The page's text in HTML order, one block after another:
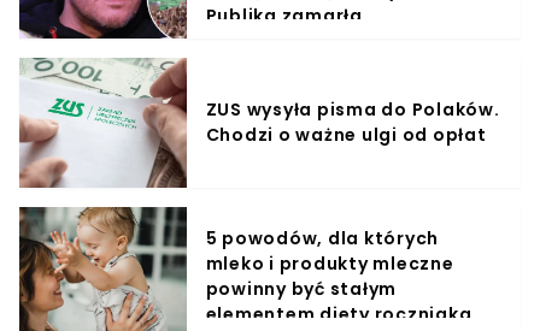
Publika zamarła
ZUS wysyła pisma do Polaków.
Chodzi o ważne ulgi od opłat
5 powodów, dla których
mleko i produkty mleczne
powinny być stałym
elementem diety roczniaka